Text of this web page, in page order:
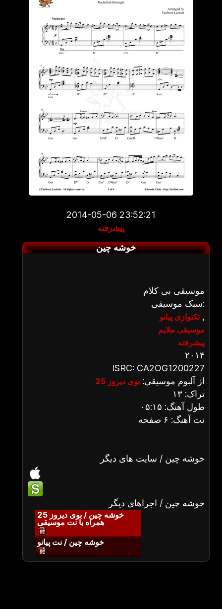
2014-05-06 23:52:21
پیشرفته
خوشه چین
موسیقی بی کلام
سبک موسیقی:
تکنوازی پیانو,
موسیقی ملایم
پیشرفته
۲۰۱۴
ISRC: CA2OG1200227
از آلبوم موسیقی: بوی دیروز 25
تراک: ۱۳
طول آهنگ: ۰۵:۱۵
نت آهنگ: ۶ صفحه
خوشه چین / سایت های دیگر
خوشه چین / اجراهای دیگر
خوشه چین / بوی دیروز 25
همراه با نت موسیقی
خوشه چین / نت پیانو